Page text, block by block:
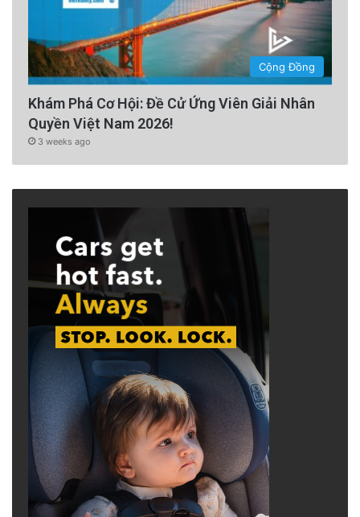
Cộng Đồng
Khám Phá Cơ Hội: Đề Cử Ứng Viên Giải Nhân
Quyền Việt Nam 2026!
3 weeks ago